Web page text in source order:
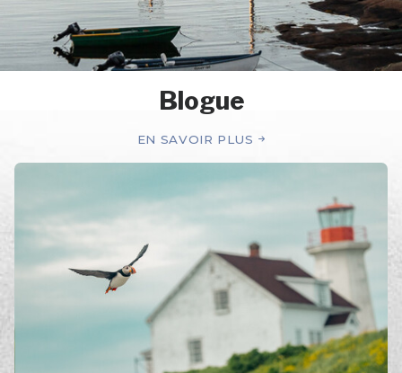
Blogue
EN SAVOIR PLUS